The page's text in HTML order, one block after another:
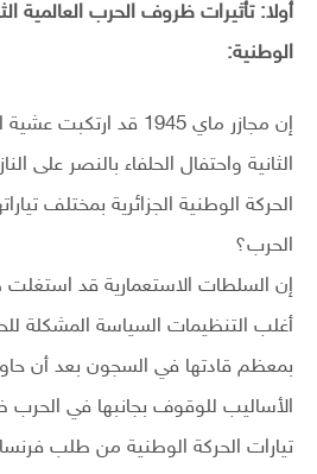
أولا: تأثيرات ظروف الحرب العالمية
الوطنية:
إن مجازر ماي 1945 قد
الثانية واحتفال الحلفاء بالنصر على
الحركة الوطنية الجزائرية بمختلف
الحرب؟
إن السلطات الاستعمارية قد
أغلب التنظيمات السياسة المشكلة
بمعظم قادتها في السجون بعد أن
الأساليب للوقوف بجانبها في
تيارات الحركة الوطنية من طلب